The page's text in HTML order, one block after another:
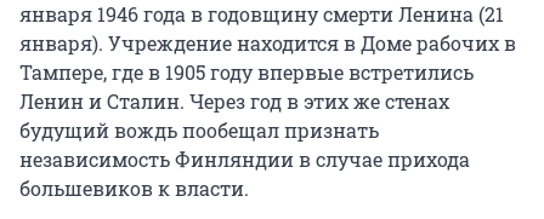
января 1946 года в годовщину смерти Ленина (21
января). Учреждение находится в Доме рабочих в
Тампере, где в 1905 году впервые встретились
Ленин и Сталин. Через год в этих же стенах
будущий вождь пообещал признать
независимость Финляндии в случае прихода
большевиков к власти.